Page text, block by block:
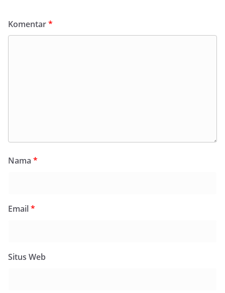
Komentar*
Nama *
Email*
Situs Web